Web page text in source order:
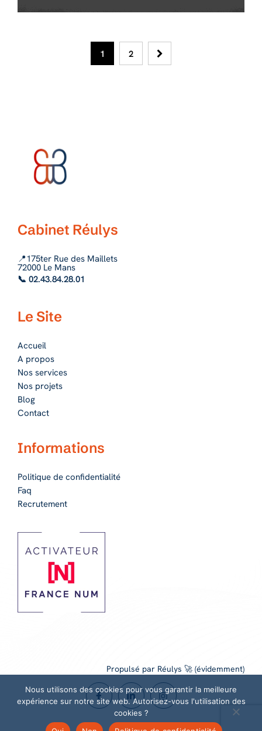
1 2
Cabinet Réulys
📍175ter Rue des Maillets
72000 Le Mans
📞 02.43.84.28.01
Le Site
Accueil
A propos
Nos services
Nos projets
Blog
Contact
Informations
Politique de confidentialité
Faq
Recrutement
Propulsé par Réulys 🚀 (évidemment)
Nous utilisons des cookies pour vous garantir la meilleure
expérience sur notre site web. Autorisez-vous l'utilisation des
cookies ?